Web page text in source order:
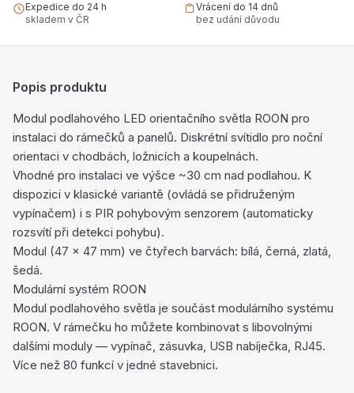
Expedice do 24 h
skladem v ČR
Vrácení do 14 dnů
bez udání důvodu
Popis produktu
Modul podlahového LED orientačního světla ROON pro
instalaci do rámečků a panelů. Diskrétní svítidlo pro noční
orientaci v chodbách, ložnicích a koupelnách.
Vhodné pro instalaci ve výšce ~30 cm nad podlahou. K
dispozici v klasické variantě (ovládá se přidruženým
vypínačem) i s PIR pohybovým senzorem (automaticky
rozsvítí při detekci pohybu).
Modul (47 × 47 mm) ve čtyřech barvách: bílá, černá, zlatá,
šedá.
Modulární systém ROON
Modul podlahového světla je součást modulárního systému
ROON. V rámečku ho můžete kombinovat s libovolnými
dalšími moduly — vypínač, zásuvka, USB nabíječka, RJ45.
Více než 80 funkcí v jedné stavebnici.